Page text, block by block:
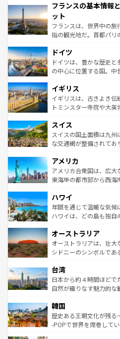
ませてくれるイタリアで
なお、新着のイタリア情
しい。
文化が根付くこの国では
れる闘牛、そして美味し
る。首都マドリードの洗
アートに溢れた街角から
せる。地方によって風土
ンテンツ一覧を参照して
フランスの基本情報
ット
フランスは、世界中の
指の観光地だ。首都パリ
で、幅広い魅力が詰まっ
聖堂、美しいビーチ、
から魅了する。また、フ
いる。シャンパンの発祥
香り高いラベンダー畑な
らに、パリ以外の地域
れる地方に足を運ぶとそ
きるだろう。 な
を参照してほしい。
ドイツ
ドイツは、豊かな歴史
の中心に位置する国。中
顔を持つこの国は、どこ
ルリンの文化的活気、バ
してライン川沿いのワ
は、お酒好きな人にはぜひ体験
ドイツ情報はコンテンツ
イギリス
イギリスは、古きよき伝
トミンスター寺院や大
リアごとに異なる魅力が
ティー、ビール好きに
戦など、本場だからこそ
ンツ一覧を参照してほし
スイス
スイスの国土面積は九
な交通網が整備されてお
の建物がそのまま残る町
博物館もあり、アルプス
ことができる。国民の所
ば市内交通費無料で観光を楽
着のスイス情報はコンテ
アメリカ
アメリカ合衆国は、広大
東海岸の都市部から西海
のような巨大都市は、観
ンメントが詰まった刺激
西部には大自然が広がり
部のニューオーリンズで
文化が魅力。旅行者はア
しみながら、その多様性
ならではの贅沢な旅のスタイルだ。 なお
情報はコンテンツ一覧を
ハワイ
年間を通じて温暖な気候
ハワイは、どの島も独自
ワイ島は見逃せない。ま
島だが、静かな自然を求
おすすめ。エメラルドグ
れるおもてなしの心で訪
人々、おいしいローカル
ク、伝統的なフラダンス
ワイを、存分に味わってほしい。 なお、新
はコンテンツ一覧を参照
オーストラリア
オーストラリアは、壮大
シドニーのシンボルであ
リアリーフや大陸中央部
ク）、タスマニアの美し
ど、見どころがたくさん
いる。アクティビティも
ビング、ハイキングなど
い。オーストラリアの多
台湾
日本から約４時間ほどで
自然が織りなす魅力的な
ン）、静ひつな山岳地帯
と山間の静けさが共存し
驚きをもたらしてくれる
韓国
歴史ある王朝文化が残る
-POPで世界を席巻して